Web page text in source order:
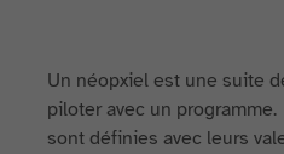
Un néopxiel est une suite
piloter avec un
sont définies avec leurs